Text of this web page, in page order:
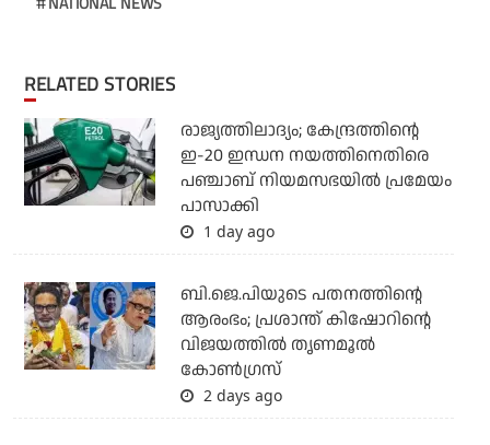
RELATED STORIES
രാജ്യത്തിലാദ്യം; കേന്ദ്രത്തിന്റെ
ഇ-20 ഇന്ധന നയത്തിനെതിരെ
പഞ്ചാബ് നിയമസഭയില്‍ പ്രമേയം
പാസാക്കി
1 day ago
ബി.ജെ.പിയുടെ പതനത്തിന്റെ
ആരംഭം; പ്രശാന്ത് കിഷോറിന്റെ
വിജയത്തില്‍ തൃണമൂല്‍
കോണ്‍ഗ്രസ്
2 days ago